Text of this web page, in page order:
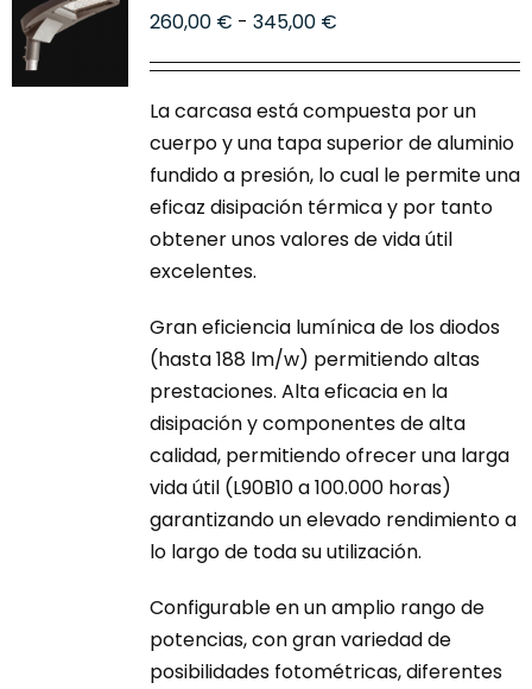
260,00 € - 345,00 €Rango
desde
260,00 €
hasta
345,00 €
La carcasa está compuesta por un
cuerpo y una tapa superior de aluminio
fundido a presión, lo cual le permite una
eficaz disipación térmica y por tanto
obtener unos valores de vida útil
excelentes.
Gran eficiencia lumínica de los diodos
(hasta 188 lm/w) permitiendo altas
prestaciones. Alta eficacia en la
disipación y componentes de alta
calidad, permitiendo ofrecer una larga
vida útil (L90B10 a 100.000 horas)
garantizando un elevado rendimiento a
lo largo de toda su utilización.
Configurable en un amplio rango de
potencias, con gran variedad de
posibilidades fotométricas, diferentes